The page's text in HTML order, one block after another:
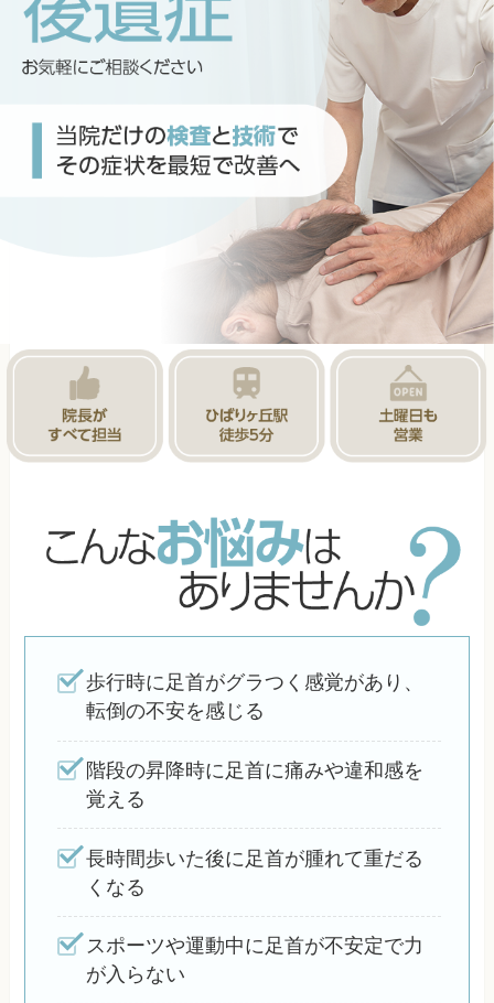
歩行時に足首がグラつく感覚があり、
転倒の不安を感じる
階段の昇降時に足首に痛みや違和感を
覚える
長時間歩いた後に足首が腫れて重だる
くなる
スポーツや運動中に足首が不安定で力
が入らない